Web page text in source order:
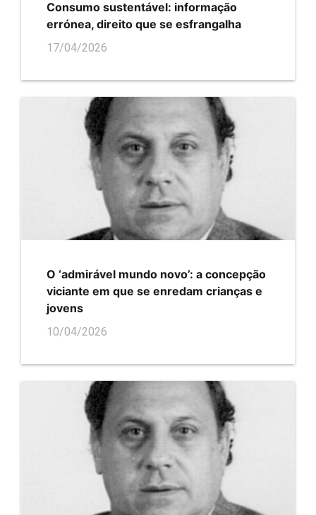
Consumo sustentável: informação
errónea, direito que se esfrangalha
17/04/2026
O ‘admirável mundo novo’: a concepção
viciante em que se enredam crianças e
jovens
10/04/2026